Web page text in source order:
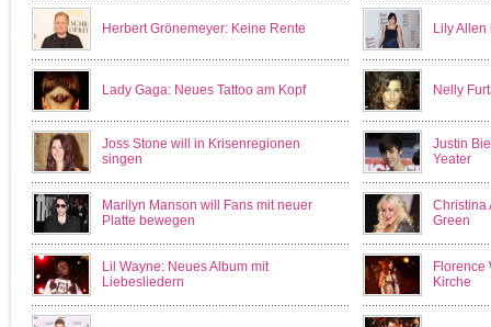
Herbert Grönemeyer: Keine Rente Lily Allen
Lady Gaga: Neues Tattoo am Kopf Nelly
Joss Stone will in Krisenregionen
singen
Justin
Yeater
Marilyn Manson will Fans mit neuer
Platte bewegen
Christina
Green
Lil Wayne: Neues Album mit
Liebesliedern
Florence
Kirche